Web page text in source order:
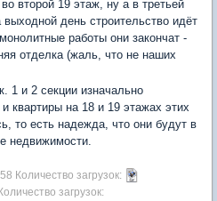
второй 19 этаж, ну а в третьей
день строительство идёт
работы они закончат -
отделка (жаль, что не наших
1 и 2 секции изначально
квартиры на 18 и 19 этажах этих
то есть надежда, что они будут в
недвижимости.
58 Количество загрузок:
загрузок: